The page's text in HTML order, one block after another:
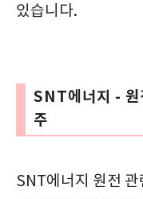
있습니다.
SNT에너지 - 원
주
SNT에너지 원전